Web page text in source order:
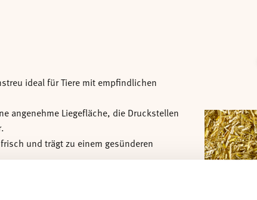
ideal für Tiere mit empfindlichen
angenehme Liegefläche, die Druckstellen
und trägt zu einem gesünderen
kompostierbar.
Afbeelding